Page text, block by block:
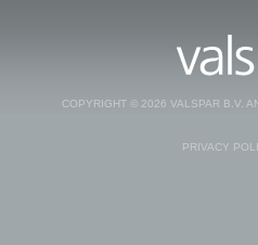
COPYRIGHT © 2026 VALSPAR B.V.
PRIVACY